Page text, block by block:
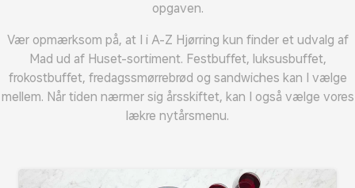
opgaven.
Vær opmærksom på, at I i A-Z Hjørring kun finder et udvalg af
Mad ud af Huset-sortiment. Festbuffet, luksusbuffet,
frokostbuffet, fredagssmørrebrød og sandwiches kan I vælge
mellem. Når tiden nærmer sig årsskiftet, kan I også vælge vores
lækre nytårsmenu.